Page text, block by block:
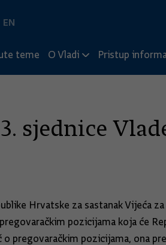
EN
teme O Vladi Pristup
sjednice
Hrvatske za sastanak Vijeća
pozicijama koja će
pregovaračkim pozicijama, ona